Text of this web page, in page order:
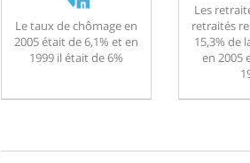
Le taux de chômage en
2005 était de 6,1% et en
1999 il était de 6%
Les
retraités
15,3% de
en 2005